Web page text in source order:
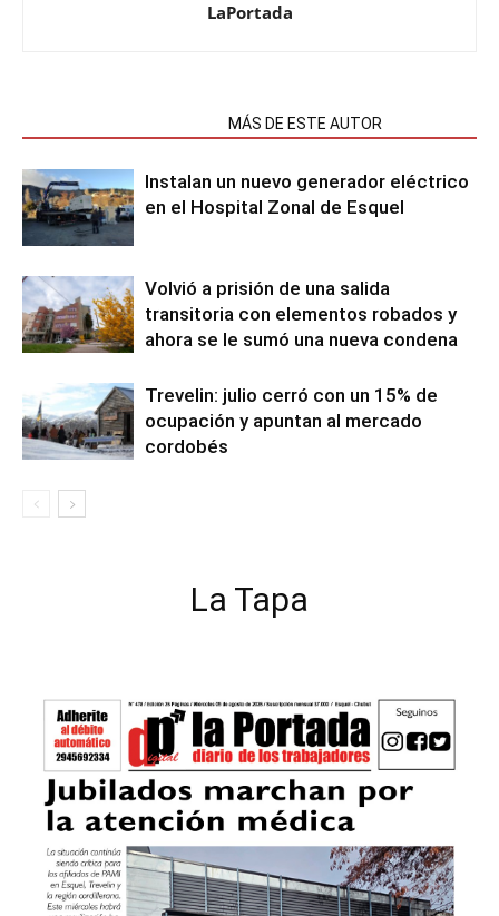
LaPortada
MÁS DE ESTE AUTOR
Instalan un nuevo generador eléctrico
en el Hospital Zonal de Esquel
Volvió a prisión de una salida
transitoria con elementos robados y
ahora se le sumó una nueva condena
Trevelin: julio cerró con un 15% de
ocupación y apuntan al mercado
cordobés
La Tapa